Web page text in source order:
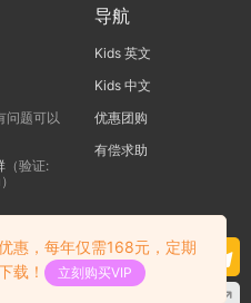
问题可以
（验证:
导航
Kids 英文
Kids 中文
优惠团购
有偿求助
惠，每年仅需168元，定期
载！
立刻购买VIP